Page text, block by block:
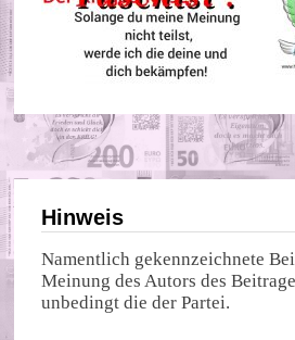
Hinweis
Namentlich gekennzeichnete
Meinung des Autors des
unbedingt die der Partei.